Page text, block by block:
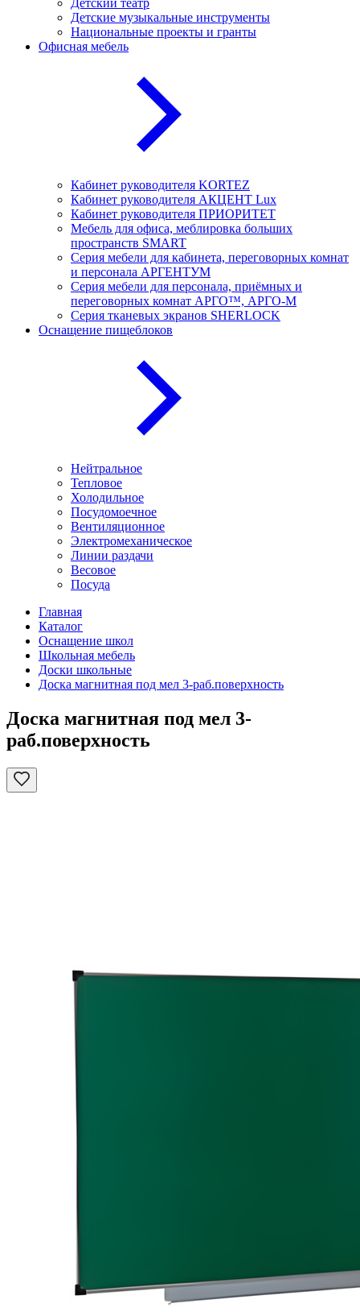
Детский театр
Детские музыкальные инструменты
Национальные проекты и гранты
Офисная мебель
Кабинет руководителя KORTEZ
Кабинет руководителя АКЦЕНТ Lux
Кабинет руководителя ПРИОРИТЕТ
Мебель для офиса, меблировка больших
пространств SMART
Серия мебели для кабинета, переговорных комнат
и персонала АРГЕНТУМ
Серия мебели для персонала, приёмных и
переговорных комнат АРГО™, АРГО-М
Серия тканевых экранов SHERLOCK
Оснащение пищеблоков
Нейтральное
Тепловое
Холодильное
Посудомоечное
Вентиляционное
Электромеханическое
Линии раздачи
Весовое
Посуда
Главная
Каталог
Оснащение школ
Школьная мебель
Доски школьные
Доска магнитная под мел 3-раб.поверхность
Доска магнитная под мел 3-
раб.поверхность